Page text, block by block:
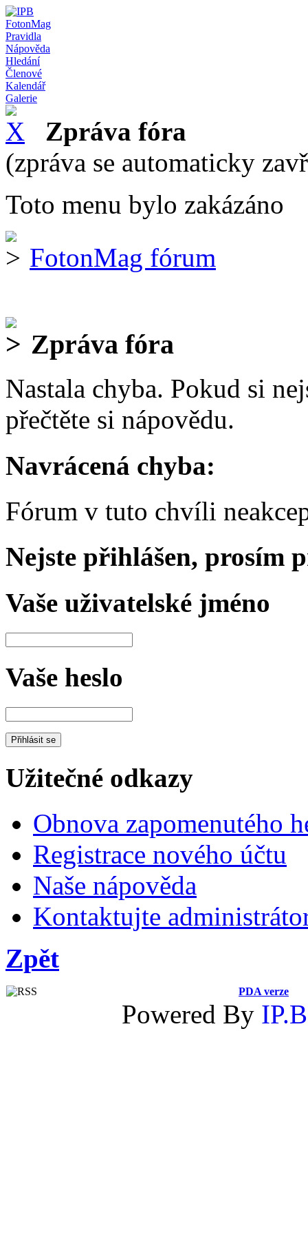
FotonMag
Pravidla
Nápověda
Hledání
Členové
Kalendář
Galerie
Zpráva fóra
(zpráva se automaticky
Toto menu bylo zakázáno
FotonMag fórum
Zpráva fóra
Nastala chyba. Pokud si
přečtěte si nápovědu.
Navrácená chyba:
Fórum v tuto chvíli
Nejste přihlášen, prosím
Vaše uživatelské jméno
Vaše heslo
Užitečné odkazy
Obnova zapomenutého
Registrace nového účtu
Naše nápověda
Kontaktujte
Zpět
PDA verze
Powered By